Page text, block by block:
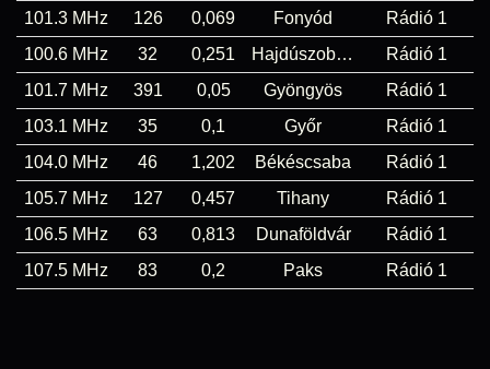
101.3 MHz 126 0,069 Fonyód
Rádió 1
100.6 MHz
32 0,251 Hajdúszoboszló
Rádió 1
101.7 MHz
391 0,05 Gyöngyös
Rádió 1
103.1 MHz
35 0,1 Győr
Rádió 1
104.0 MHz
46 1,202 Békéscsaba
Rádió 1
105.7 MHz
127 0,457 Tihany
Rádió 1
106.5 MHz
63 0,813 Dunaföldvár
Rádió 1
107.5 MHz
83 0,2 Paks Rádió 1